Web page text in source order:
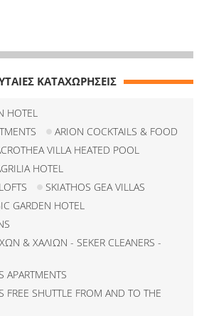
ΚΑΤΑΧΩΡΗΣΕΙΣ
HOTEL
ARION COCKTAILS & FOOD
VILLA HEATED POOL
HOTEL
SKIATHOS GEA VILLAS
GARDEN HOTEL
& ΧΑΛΙΩΝ - SEKER CLEANERS -
APARTMENTS
FREE SHUTTLE FROM AND TO THE